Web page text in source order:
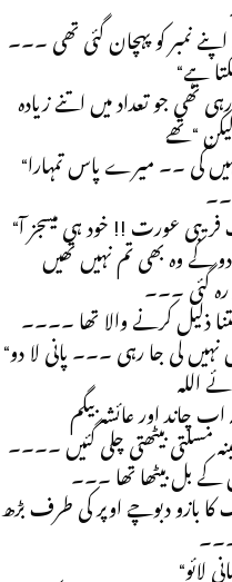
اپنے نمبر کو پہچان گئی تھی ۔۔۔
تھی جو تعداد میں اتنے زیادہ
“میں نے تمہیں کبھی کوئی میسج یا کال نہیں کی ۔۔ میرے پاس تمہارا
“چپ کر جائو تم تو ۔۔۔ جھوٹی چالاک فریبی عورت !! خود ہی میسجز آ
گئی ۔۔۔
ذلیل کرنے والا تھا ۔۔۔۔
“چاند !!! ہائے ۔۔۔۔۔ مجھ سے سانس نہیں لی جا رہی ۔۔۔ پانی لا دو
چاند اور عائشہ بیگم
مسلتی بیٹھتی چلی گئیں ۔۔۔۔
کے بل بیٹھا تھا ۔۔۔
کا بازو دبوچے اوپر کی طرف بڑھ